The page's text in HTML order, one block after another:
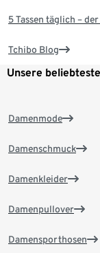
5 Tassen täglich –
Tchibo Blog
Unsere
Damenmode
Damenschmuck
Damenkleider
Damenpullover
Damensporthosen